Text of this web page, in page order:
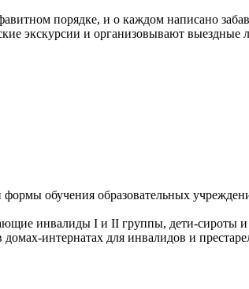
порядке, и о каждом написано
экскурсии и организовывают выездные
обучения образовательных
инвалиды I и II группы, дети-сироты
интернатах для инвалидов и